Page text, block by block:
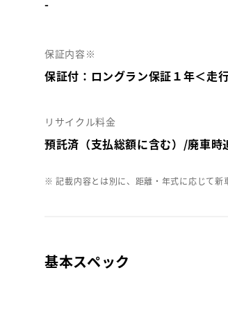
-
保証内容※
保証付：ロングラン保証１年＜走
リサイクル料金
預託済（支払総額に含む）/廃車時
※ 記載内容とは別に、距離・年式に応じて新
基本スペック